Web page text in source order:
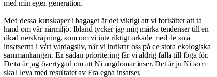
med min egen generation.
Med dessa kunskaper i bagaget är det viktigt att vi fortsätter att ta
hand om vår närmiljö. Ibland tycker jag mig märka tendenser till en
ökad nerskräpning, som om vi inte riktigt orkade med de små
insatserna i vårt vardagsliv, när vi inriktar oss på de stora ekologiska
sammanhangen. En sådan prioritering får vi aldrig falla till föga för.
Detta är jag övertygad om att Ni ungdomar inser. Det är ju Ni som
skall leva med resultatet av Era egna insatser.